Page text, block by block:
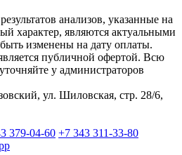
анализов, указанные на
характер, являются актуальными
изменены на дату оплаты.
публичной офертой. Всю
у администраторов
ул. Шиловская, стр. 28/6,
379-04-60 +7 343 311-33-80